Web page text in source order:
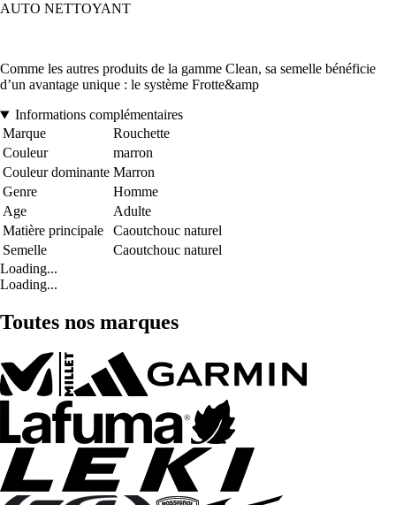
AUTO NETTOYANT
Comme les autres produits de la gamme Clean, sa semelle bénéficie
d’un avantage unique : le système Frotte&amp
Informations complémentaires
Marque
Rouchette
Couleur
marron
Couleur dominante Marron
Genre
Homme
Age
Adulte
Matière principale
Caoutchouc naturel
Semelle
Caoutchouc naturel
Loading...
Loading...
Toutes nos marques